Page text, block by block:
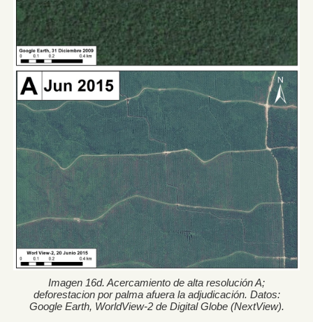
Imagen 16d. Acercamiento de alta resolución A;
deforestacion por palma afuera la adjudicación. Datos:
Google Earth, WorldView-2 de Digital Globe (NextView).